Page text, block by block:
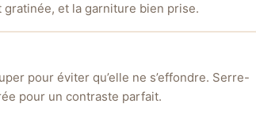
et la garniture bien prise.
pour éviter qu’elle ne s’effondre. Serre-
pour un contraste parfait.